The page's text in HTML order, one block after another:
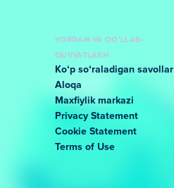
YORDAM VA QO'LLAB-
QUVVATLASH
Koʻp soʻraladigan savollar
Aloqa
Maxfiylik markazi
Privacy Statement
Cookie Statement
Terms of Use